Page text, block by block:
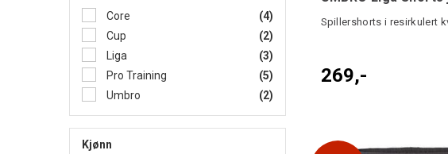
Core
(4)
Cup
(2)
Liga
(3)
Pro Training
(5)
Umbro
(2)
Kjønn
Spillershorts i resirkulert
269,-